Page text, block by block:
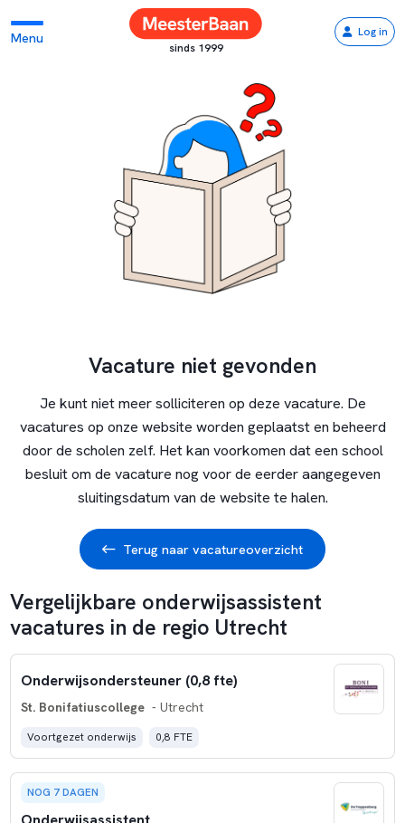
Menu
sinds 1999
Log in
Vacature niet gevonden
Je kunt niet meer solliciteren op deze vacature. De
vacatures op onze website worden geplaatst en beheerd
door de scholen zelf. Het kan voorkomen dat een school
besluit om de vacature nog voor de eerder aangegeven
sluitingsdatum van de website te halen.
Terug naar vacatureoverzicht
Vergelijkbare onderwijsassistent
vacatures in de regio Utrecht
Onderwijsondersteuner (0,8 fte)
St. Bonifatiuscollege - Utrecht
Voortgezet onderwijs 0,8 FTE
NOG 7 DAGEN